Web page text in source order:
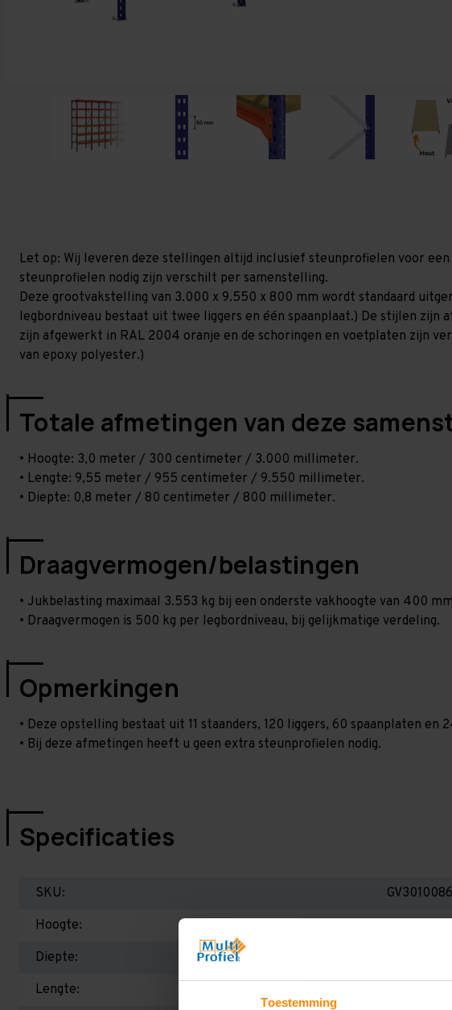
Toestemming
Let op: Wij leveren deze stellingen altijd inclusief steunprofielen voor
steunprofielen nodig zijn verschilt per samenstelling.
Deze grootvakstelling van 3.000 x 9.550 x 800 mm wordt standaard
legbordniveau bestaat uit twee liggers en één spaanplaat.) De stijlen zijn
zijn afgewerkt in RAL 2004 oranje en de schoringen en voetplaten zijn
van epoxy polyester.)
Totale afmetingen van deze
• Hoogte: 3,0 meter / 300 centimeter / 3.000 millimeter.
• Lengte: 9,55 meter / 955 centimeter / 9.550 millimeter.
• Diepte: 0,8 meter / 80 centimeter / 800 millimeter.
Draagvermogen/belastingen
• Jukbelasting maximaal 3.553 kg bij een onderste vakhoogte van 400
• Draagvermogen is 500 kg per legbordniveau, bij gelijkmatige verdeling.
Opmerkingen
• Deze opstelling bestaat uit 11 staanders, 120 liggers, 60 spaanplaten en
• Bij deze afmetingen heeft u geen extra steunprofielen nodig.
Specificaties
SKU:
Hoogte:
Diepte:
Lengte: